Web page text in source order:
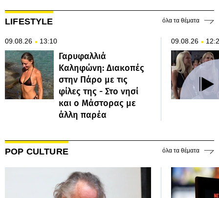
LIFESTYLE όλα τα θέματα
09.08.26 13:10
Γαρυφαλλιά
Καληφώνη: Διακοπές
στην Πάρο με τις
φίλες της - Στο νησί
και ο Μάστορας με
άλλη παρέα
09.08.26
POP CULTURE όλα τα θέματα